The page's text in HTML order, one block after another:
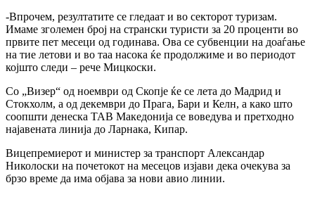
-Впрочем, резултатите се гледаат и во секторот туризам.
Имаме зголемен број на странски туристи за 20 проценти во
првите пет месеци од годинава. Ова се субвенции на доаѓање
на тие летови и во таа насока ќе продолжиме и во периодот
којшто следи – рече Мицкоски.
Со „Визер“ од ноември од Скопје ќе се лета до Мадрид и
Стокхолм, а од декември до Прага, Бари и Келн, а како што
соопшти денеска ТАВ Македонија се воведува и претходно
најавената линија до Ларнака, Кипар.
Вицепремиерот и министер за транспорт Александар
Николоски на почетокот на месецов изјави дека очекува за
брзо време да има објава за нови авио линии.